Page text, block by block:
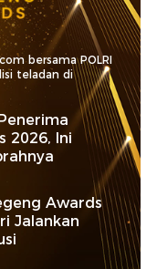
bersama POLRI
teladan di
2026, Ini
Awards
Jalankan